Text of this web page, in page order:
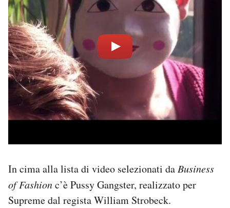
In cima alla lista di video selezionati daBusiness
of Fashionc’è Pussy Gangster, realizzato per
Supreme dal regista William Strobeck.